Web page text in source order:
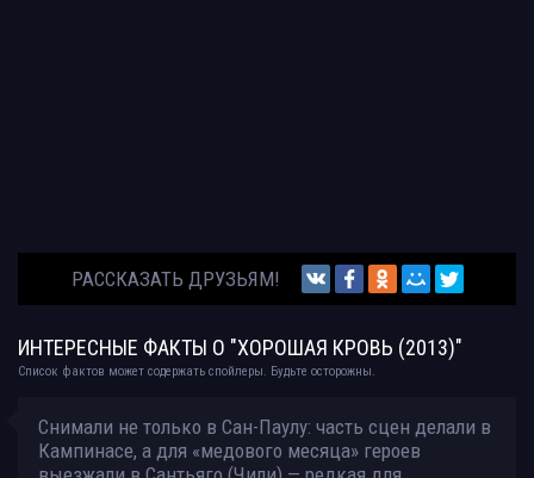
РАССКАЗАТЬ ДРУЗЬЯМ!
ИНТЕРЕСНЫЕ ФАКТЫ О "ХОРОШАЯ КРОВЬ (2013)"
Список фактов может содержать спойлеры. Будьте осторожны.
Снимали не только в Сан-Паулу: часть сцен делали в
Кампинасе, а для «медового месяца» героев